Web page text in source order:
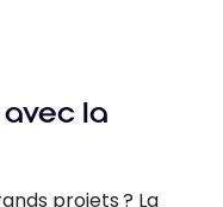
la
projets ? La